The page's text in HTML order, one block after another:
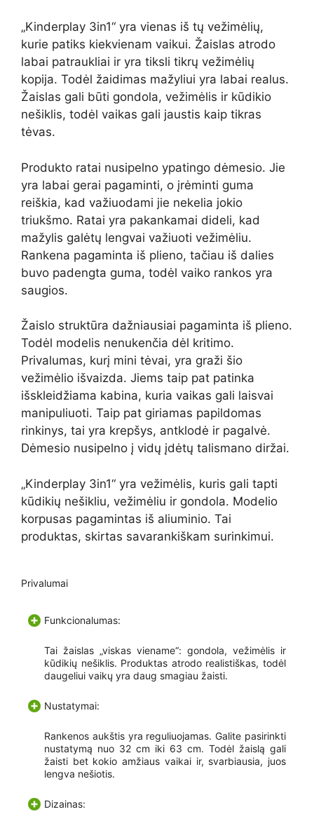
„Kinderplay 3in1“ yra vienas iš tų vežimėlių,
kurie patiks kiekvienam vaikui. Žaislas atrodo
labai patraukliai ir yra tiksli tikrų vežimėlių
kopija. Todėl žaidimas mažyliui yra labai realus.
Žaislas gali būti gondola, vežimėlis ir kūdikio
nešiklis, todėl vaikas gali jaustis kaip tikras
tėvas.
Produkto ratai nusipelno ypatingo dėmesio. Jie
yra labai gerai pagaminti, o įrėminti guma
reiškia, kad važiuodami jie nekelia jokio
triukšmo. Ratai yra pakankamai dideli, kad
mažylis galėtų lengvai važiuoti vežimėliu.
Rankena pagaminta iš plieno, tačiau iš dalies
buvo padengta guma, todėl vaiko rankos yra
saugios.
Žaislo struktūra dažniausiai pagaminta iš plieno.
Todėl modelis nenukenčia dėl kritimo.
Privalumas, kurį mini tėvai, yra graži šio
vežimėlio išvaizda. Jiems taip pat patinka
išskleidžiama kabina, kuria vaikas gali laisvai
manipuliuoti. Taip pat giriamas papildomas
rinkinys, tai yra krepšys, antklodė ir pagalvė.
Dėmesio nusipelno į vidų įdėtų talismano diržai.
„Kinderplay 3in1“ yra vežimėlis, kuris gali tapti
kūdikių nešikliu, vežimėliu ir gondola. Modelio
korpusas pagamintas iš aliuminio. Tai
produktas, skirtas savarankiškam surinkimui.
Privalumai
Funkcionalumas:
Tai žaislas „viskas viename“: gondola, vežimėlis ir
kūdikių nešiklis. Produktas atrodo realistiškas, todėl
daugeliui vaikų yra daug smagiau žaisti.
Nustatymai:
Rankenos aukštis yra reguliuojamas. Galite pasirinkti
nustatymą nuo 32 cm iki 63 cm. Todėl žaislą gali
žaisti bet kokio amžiaus vaikai ir, svarbiausia, juos
lengva nešiotis.
Dizainas: